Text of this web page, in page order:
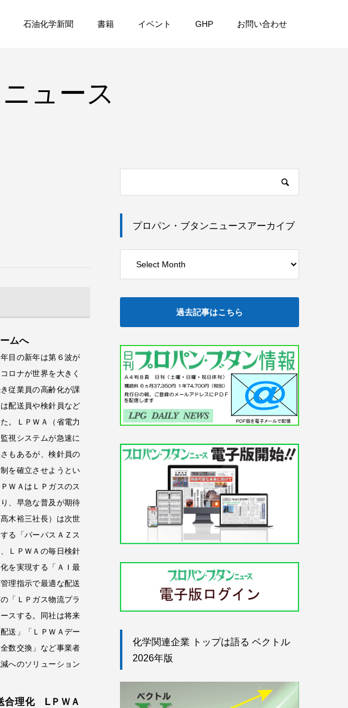
石油化学新聞 書籍 イベント GHP お問い合わせ
ュース
ームへ
目の新年は第６波が
ロナが世界を大きく
従業員の高齢化が課
配送員や検針員など
。ＬＰＷＡ（省電力
視システムが急速に
もあるが、検針員の
を確立させようとい
ＷＡはＬＰガスのス
、早急な普及が期待
木裕三社長）は次世
る「パーパスＡＺス
ＬＰＷＡの毎日検針
を実現する「ＡＩ最
理指示で最適な配送
「ＬＰガス物流プラ
スする。同社は将来
送」「ＬＰＷＡデー
数交換」など事業者
へのソリューション
合理化 LＰＷＡ
プロパン・ブタンニュースアーカイブ
過去記事はこちら
化学関連企業 トップは語る ベクトル
2026年版